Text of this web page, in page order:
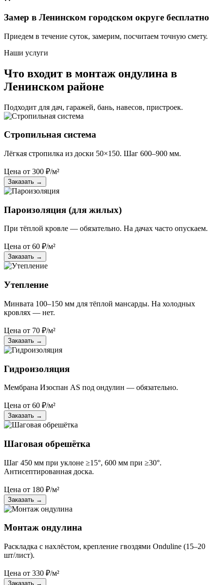
Замер в Ленинском городском округе бесплатно
Приедем в течение суток, замерим, посчитаем точную смету.
Наши услуги
Что входит в монтаж ондулина в
Ленинском районе
Подходит для дач, гаражей, бань, навесов, пристроек.
Стропильная система
Лёгкая стропилка из доски 50×150. Шаг 600–900 мм.
Цена от 300 ₽/м²
Заказать →
Пароизоляция (для жилых)
При тёплой кровле — обязательно. На дачах часто опускаем.
Цена от 60 ₽/м²
Заказать →
Утепление
Минвата 100–150 мм для тёплой мансарды. На холодных
кровлях — нет.
Цена от 70 ₽/м²
Заказать →
Гидроизоляция
Мембрана Изоспан AS под ондулин — обязательно.
Цена от 60 ₽/м²
Заказать →
Шаговая обрешётка
Шаг 450 мм при уклоне ≥15°, 600 мм при ≥30°.
Антисептированная доска.
Цена от 180 ₽/м²
Заказать →
Монтаж ондулина
Раскладка с нахлёстом, крепление гвоздями Onduline (15–20
шт/лист).
Цена от 330 ₽/м²
Заказать →